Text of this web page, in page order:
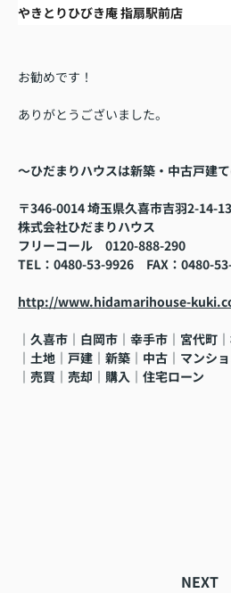
やきとりひびき庵 指扇駅前店
お勧めです！
ありがとうございました。
～ひだまりハウスは新築・中古戸建
〒346-0014 埼玉県久喜市吉羽2-14-13
株式会社ひだまりハウス
フリーコール 0120-888-290
TEL ：0480-53-9926 FAX ： 0480-
http://www.hidamarihouse-
｜久喜市｜白岡市｜幸手市｜宮代町
｜土地｜戸建｜新築｜中古｜マンショ
｜売買｜売却｜購入｜住宅ローン
NEXT